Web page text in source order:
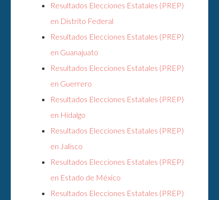
Resultados Elecciones Estatales (PREP)
en Distrito Federal
Resultados Elecciones Estatales (PREP)
en Guanajuato
Resultados Elecciones Estatales (PREP)
en Guerrero
Resultados Elecciones Estatales (PREP)
en Hidalgo
Resultados Elecciones Estatales (PREP)
en Jalisco
Resultados Elecciones Estatales (PREP)
en Estado de México
Resultados Elecciones Estatales (PREP)